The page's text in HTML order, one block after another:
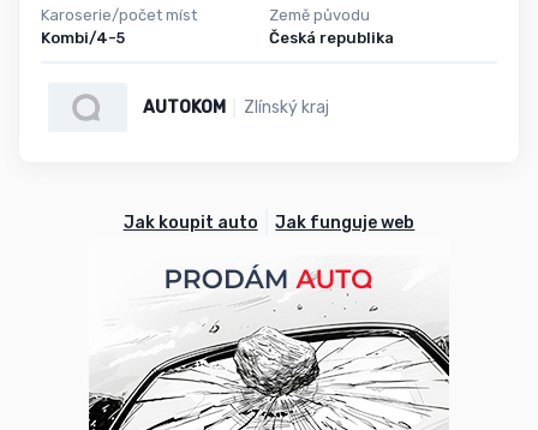
Karoserie/počet míst
Kombi/4-5
Země původu
Česká republika
AUTOKOM Zlínský kraj
Jak koupit auto Jak funguje web